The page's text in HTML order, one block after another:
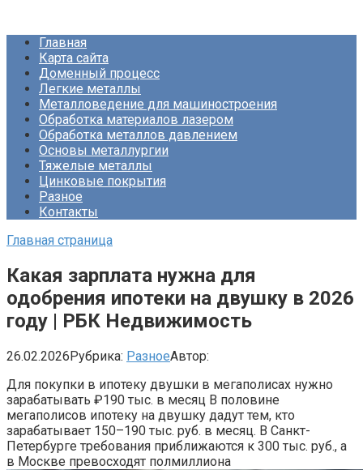
контентуГлавная
Карта сайта
Доменный процесс
Легкие металлы
Металловедение для машиностроения
Обработка материалов лазером
Обработка металлов давлением
Основы металлургии
Тяжелые металлы
Цинковые покрытия
Разное
Контакты
Главная страница
Какая зарплата нужна для
одобрения ипотеки на двушку в 2026
году | РБК Недвижимость
26.02.2026Рубрика: РазноеАвтор:
Для покупки в ипотеку двушки в мегаполисах нужно
зарабатывать ₽190 тыс. в месяц В половине
мегаполисов ипотеку на двушку дадут тем, кто
зарабатывает 150–190 тыс. руб. в месяц. В Санкт-
Петербурге требования приближаются к 300 тыс. руб., а
в Москве превосходят полмиллиона